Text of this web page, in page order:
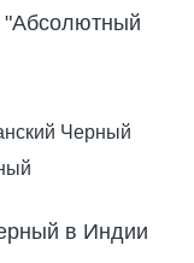
"Абсолютный
Черный
в Индии